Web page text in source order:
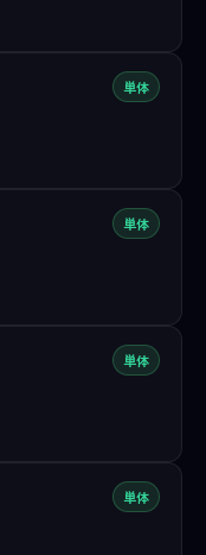
単体
単体
単体
単体